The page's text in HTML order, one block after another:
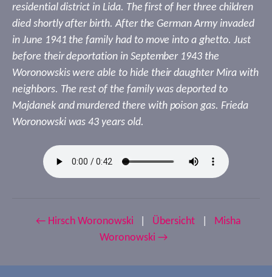
residential district in Lida. The first of her three children
died shortly after birth. After the German Army invaded
in June 1941 the family had to move into a ghetto. Just
before their deportation in September 1943 the
Woronowskis were able to hide their daughter Mira with
neighbors. The rest of the family was deported to
Majdanek and murdered there with poison gas. Frieda
Woronowski was 43 years old.
← Hirsch Woronowski Übersicht
Misha
Woronowski →